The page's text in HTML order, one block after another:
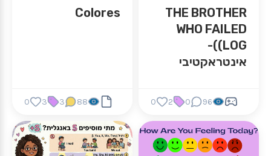
THE BROTHER
WHO FAILED
(LOG)-
אינטראקטיבי
מרחוק
96
0
2
0
Colores
88
3
3
0